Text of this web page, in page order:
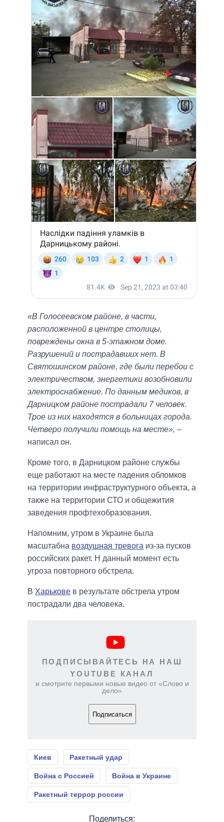
«В Голосеевском районе, в части,
расположенной в центре столицы,
повреждены окна в 5-этажном доме.
Разрушений и пострадавших нет. В
Святошинском районе, где были перебои с
электричеством, энергетики возобновили
электроснабжение. По данным медиков, в
Дарницком районе пострадали 7 человек.
Трое из них находятся в больницах города.
Четверо получили помощь на месте», –
написал он.
Кроме того, в Дарницком районе службы
еще работают на месте падения обломков
на территории инфраструктурного объекта, а
также на территории СТО и общежития
заведения профтехобразования.
Напомним, утром в Украине была
масштабна воздушная тревога из-за пусков
российских ракет. Н данный момент есть
угроза повторного обстрела.
В Харькове в результате обстрела утром
пострадали два человека.
ПОДПИСЫВАЙТЕСЬ НА НАШ
YOUTUBE КАНАЛ
и смотрите первыми новые видео от «Слово и
дело»
Подписаться
Киев Ракетный удар
Война с Россией Война в Украине
Ракетный террор россии
Поделиться: